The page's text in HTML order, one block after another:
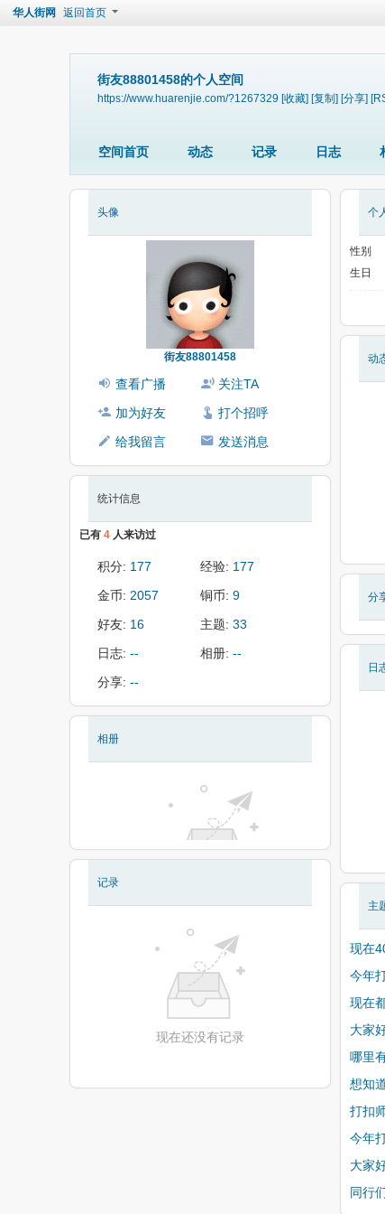
华人街网 返回首页
街友88801458的个人空间
https://www.huarenjie.com/?1267329 [收藏] [复制] [分享]
空间首页 动态 记录 日志
头像
街友88801458
查看广播
关注TA
加为好友
打个招呼
给我留言
发送消息
统计信息
已有 4 人来访过
积分: 177 经验: 177
金币: 2057 铜币: 9
好友: 16 主题: 33
日志: -- 相册: --
分享: --
相册
记录
现在还没有记录
个
性别
生日
动
分
日
主
现在
今年
现在
大家
哪里
想知
打扣
今年
大家
同行